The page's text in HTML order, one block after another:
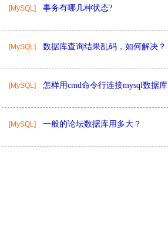
[MySQL] 事务有哪几种状态?
[MySQL] 数据库查询结果乱码，如何解决？
[MySQL] 怎样用cmd命令行连接mysql数据库
[MySQL] 一般的论坛数据库用多大？